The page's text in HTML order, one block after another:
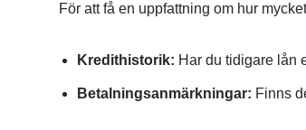
För att få en uppfattning om hur
Kredithistorik: Har du tidigare lån
Betalningsanmärkningar: Finns